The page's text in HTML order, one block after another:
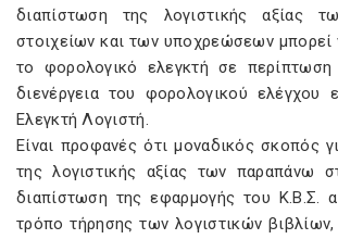
διαπίστωση της λογιστικής αξίας
στοιχείων και των υποχρεώσεων μπορεί
το φορολογικό ελεγκτή σε
διενέργεια του φορολογικού ελέγχου
Eλεγκτή Λογιστή.
Eίναι προφανές ότι μοναδικός σκοπός
της λογιστικής αξίας των παραπάνω
διαπίστωση της εφαρμογής του K.B.Σ.
τρόπο τήρησης των λογιστικών